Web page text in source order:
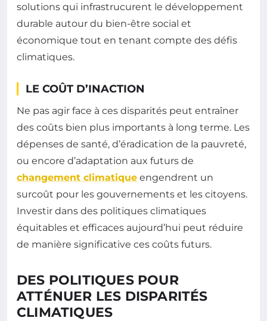
solutions qui infrastrucurent le développement
durable autour du bien-être social et
économique tout en tenant compte des défis
climatiques.
LE COÛT D’INACTION
Ne pas agir face à ces disparités peut entraîner
des coûts bien plus importants à long terme. Les
dépenses de santé, d’éradication de la pauvreté,
ou encore d’adaptation aux futurs de
changement climatique engendrent un
surcoût pour les gouvernements et les citoyens.
Investir dans des politiques climatiques
équitables et efficaces aujourd’hui peut réduire
de manière significative ces coûts futurs.
DES POLITIQUES POUR
ATTÉNUER LES DISPARITÉS
CLIMATIQUES